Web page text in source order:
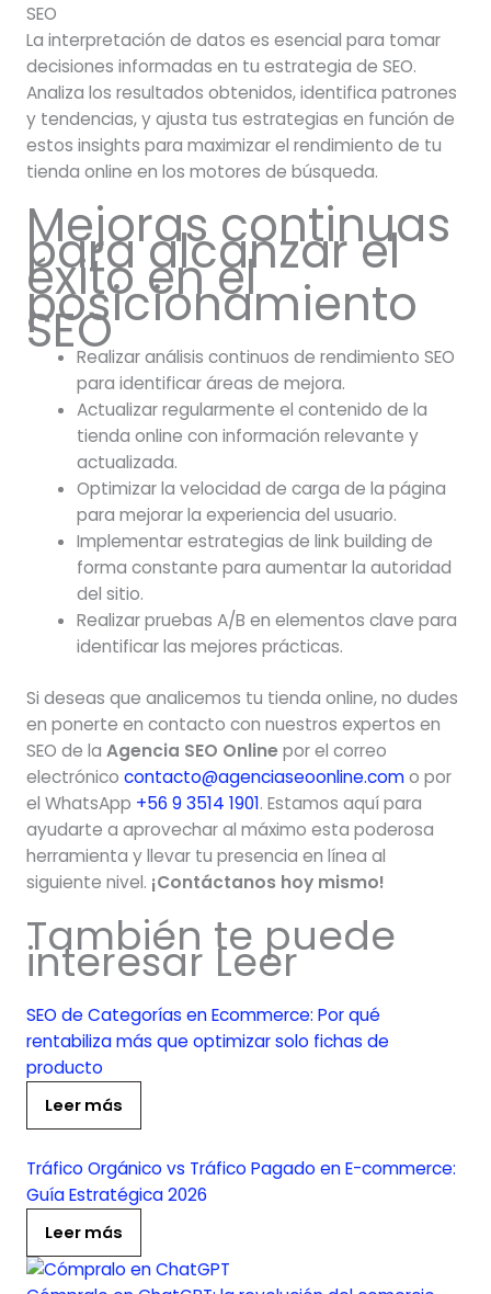
SEO
La interpretación de datos es esencial para tomar
decisiones informadas en tu estrategia de SEO.
Analiza los resultados obtenidos, identifica patrones
y tendencias, y ajusta tus estrategias en función de
estos insights para maximizar el rendimiento de tu
tienda online en los motores de búsqueda.
Mejoras continuas
para alcanzar el
éxito en el
posicionamiento
SEORealizar análisis continuos de rendimiento SEO
para identificar áreas de mejora.
Actualizar regularmente el contenido de la
tienda online con información relevante y
actualizada.
Optimizar la velocidad de carga de la página
para mejorar la experiencia del usuario.
Implementar estrategias de link building de
forma constante para aumentar la autoridad
del sitio.
Realizar pruebas A/B en elementos clave para
identificar las mejores prácticas.
Si deseas que analicemos tu tienda online, no dudes
en ponerte en contacto con nuestros expertos en
SEO de la Agencia SEO Onlinepor el correo
electrónico contacto@agenciaseoonline.como por
el WhatsApp +56 9 3514 1901. Estamos aquí para
ayudarte a aprovechar al máximo esta poderosa
herramienta y llevar tu presencia en línea al
siguiente nivel. ¡Contáctanos hoy mismo!
También te puede
interesar Leer
SEO de Categorías en Ecommerce: Por qué
rentabiliza más que optimizar solo fichas de
producto
Leer más
Tráfico Orgánico vs Tráfico Pagado en E-commerce:
Guía Estratégica 2026
Leer más